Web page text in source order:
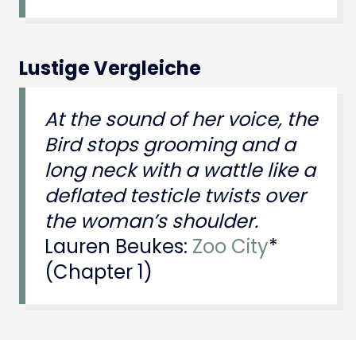
Lustige Vergleiche
At the sound of her voice, the
Bird stops grooming and a
long neck with a wattle like a
deflated testicle twists over
the woman’s shoulder.
Lauren Beukes: Zoo City*
(Chapter 1)